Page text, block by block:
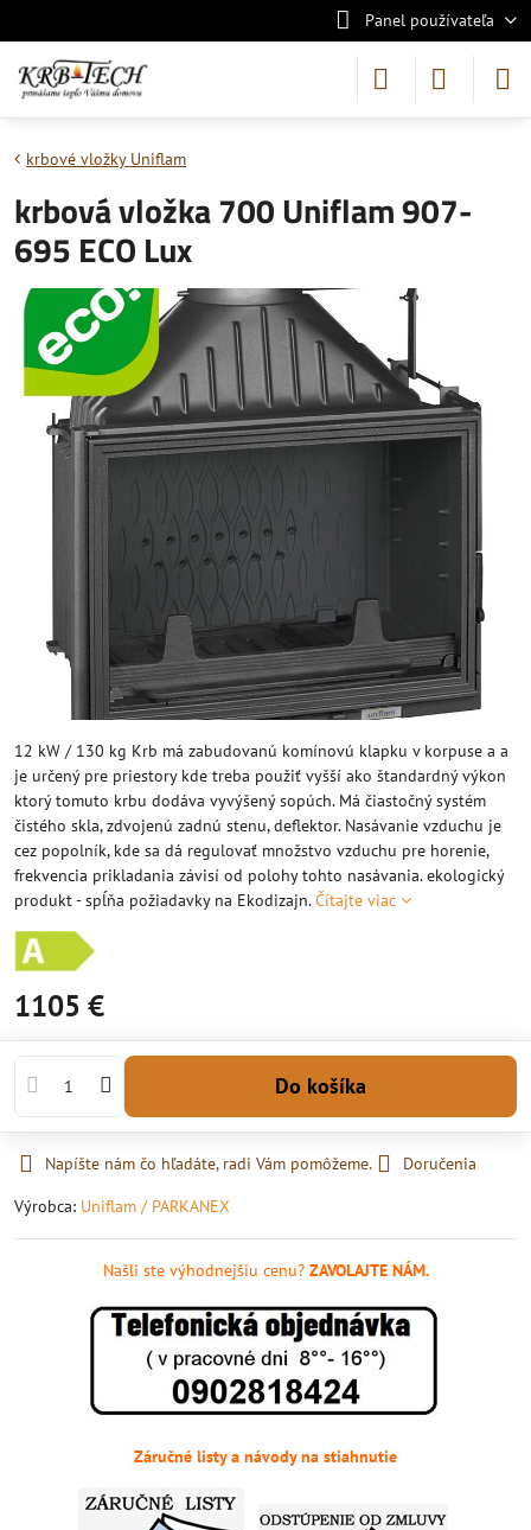
Panel používateľa
krbové vložky Uniflam
krbová vložka 700 Uniflam 907-
695 ECO Lux
12 kW / 130 kg Krb má zabudovanú komínovú klapku v korpuse a a
je určený pre priestory kde treba použiť vyšší ako štandardný výkon
ktorý tomuto krbu dodáva vyvýšený sopúch. Má čiastočný systém
čistého skla, zdvojenú zadnú stenu, deflektor. Nasávanie vzduchu je
cez popolník, kde sa dá regulovať množstvo vzduchu pre horenie,
frekvencia prikladania závisí od polohy tohto nasávania. ekologický
produkt - spĺňa požiadavky na Ekodizajn.Čítajte viac
1105 €
Do košíka
Napíšte nám čo hľadáte, radi Vám pomôžeme.
Doručenia
Výrobca: Uniflam / PARKANEX
Našli ste výhodnejšiu cenu?ZAVOLAJTE NÁM.
Záručné listy a návody na stiahnutie